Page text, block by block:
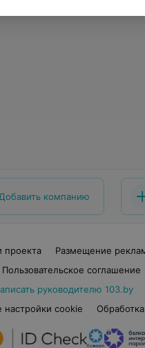
Добавить компанию
проекта Размещение
Пользовательское соглашение
руководителю 103.by
настройки cookie